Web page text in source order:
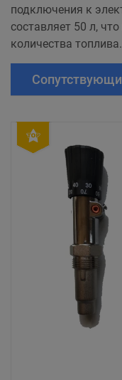
подключения к
составляет 50 л,
количества топлива.